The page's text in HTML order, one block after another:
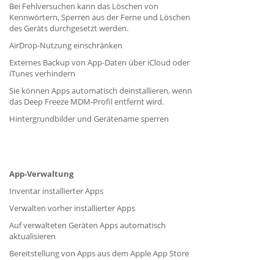
Bei Fehlversuchen kann das Löschen von
Kennwörtern, Sperren aus der Ferne und Löschen
des Geräts durchgesetzt werden.
AirDrop-Nutzung einschränken
Externes Backup von App-Daten über iCloud oder
iTunes verhindern
Sie können Apps automatisch deinstallieren, wenn
das Deep Freeze MDM-Profil entfernt wird.
Hintergrundbilder und Gerätename sperren
App-Verwaltung
Inventar installierter Apps
Verwalten vorher installierter Apps
Auf verwalteten Geräten Apps automatisch
aktualisieren
Bereitstellung von Apps aus dem Apple App Store